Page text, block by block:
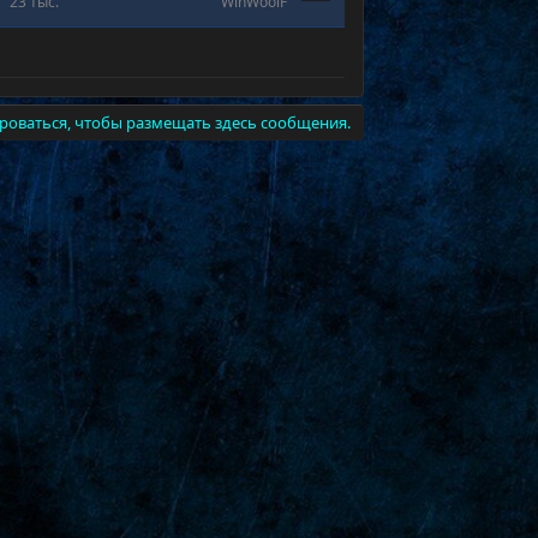
чтобы размещать здесь сообщения.